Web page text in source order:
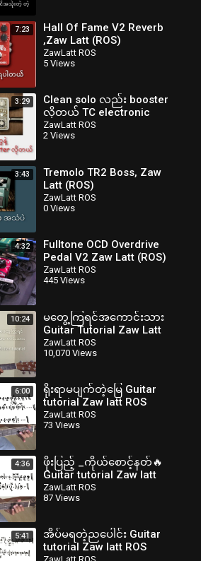
7:23
Hall Of Fame V2 Reverb
,Zaw Latt (ROS)
zawlattrospedalboard
ZawLatt ROS
5 Views
3:29
Clean solo လည်း booster
လိုတယ် TC electronic
Spark Booster, Zaw Latt
(ROS)
ZawLatt ROS
2 Views
3:43
Tremolo TR2 Boss, Zaw
Latt (ROS)
zawlattrospedalboard
ZawLatt ROS
0 Views
4:32
Fulltone OCD Overdrive
Pedal V2 Zaw Latt (ROS)
zawlattrospedalboard
ZawLatt ROS
445 Views
10:24
မတွေ့ကြရင်အကောင်းသား
Guitar Tutorial Zaw Latt
ROS
ZawLatt ROS
10,070 Views
6:00
ရိုးရာမပျက်တဲ့မြေ Guitar
tutorial Zaw latt ROS
ZawLatt ROS
73 Views
4:36
ဖိုးပြည့် _ကိုယ်စောင့်နတ်🔥
Guitar tutorial Zaw latt
ROS
ZawLatt ROS
87 Views
5:41
အိပ်မရတဲ့ညပေါင်း Guitar
tutorial Zaw latt ROS